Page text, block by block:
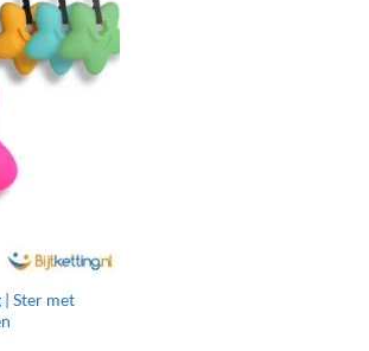
Ster met